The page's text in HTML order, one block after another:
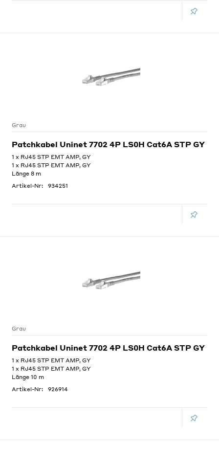
Grau
Patchkabel Uninet 7702 4P LS0H Cat6A STP GY
1 x RJ45 STP EMT AMP, GY
1 x RJ45 STP EMT AMP, GY
Länge 8 m
Artikel-Nr:
934251
Grau
Patchkabel Uninet 7702 4P LS0H Cat6A STP GY
1 x RJ45 STP EMT AMP, GY
1 x RJ45 STP EMT AMP, GY
Länge 10 m
Artikel-Nr:
926914